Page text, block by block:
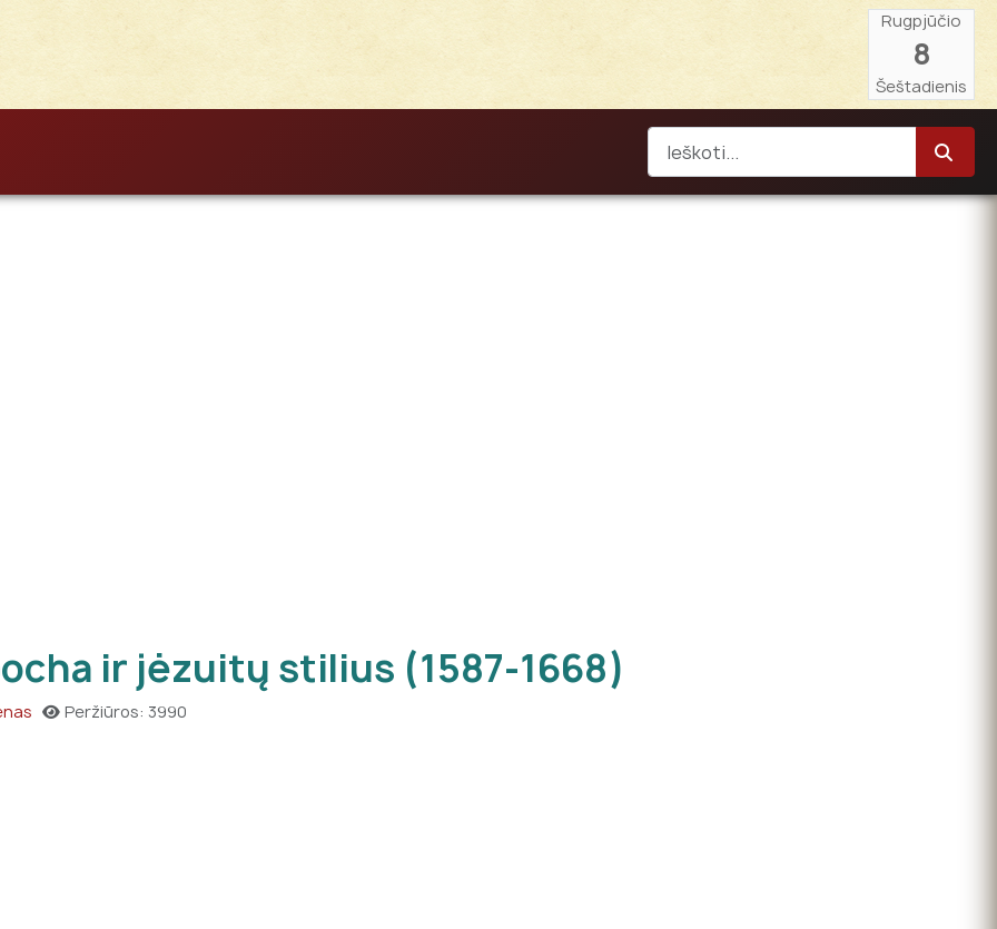
Rugpjūčio
8
Šeštadienis
ir jėzuitų stilius (1587-1668)
Peržiūros: 3990